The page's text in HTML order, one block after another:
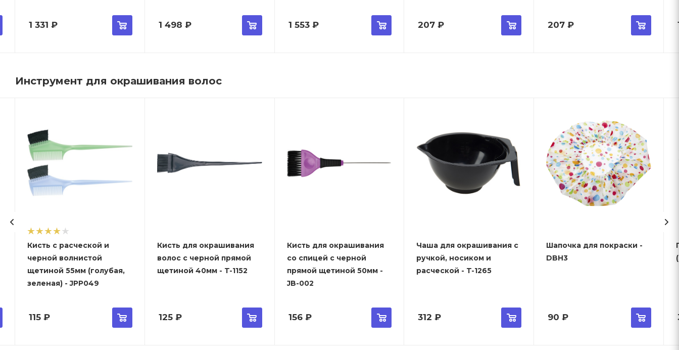
1 331 ₽ 1 498 ₽ 1 553₽ 207 ₽ 207 ₽
Инструмент для окрашивания волос
Кисть с расческой и
черной волнистой
щетиной 55мм (голубая,
зеленая) - JPP049
115₽
Кисть для окрашивания
волос с черной прямой
щетиной 40мм - T-1152
125₽
Кисть для окрашивания
со спицей с черной
прямой щетиной 50мм -
JB-002
156₽
Чаша для окрашивания с
ручкой, носиком и
расческой - T-1265
312 ₽
Шапочка для покраски -
DBH3
90 ₽